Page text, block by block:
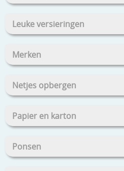
Leuke versieringen
Merken
Netjes opbergen
Papier en karton
Ponsen